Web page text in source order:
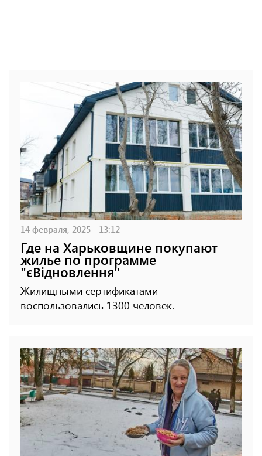
14 февраля, 2025 - 13:12
Где на Харьковщине покупают
жилье по программе
"єВідновлення"
Жилищными сертификатами
воспользовались 1300 человек.